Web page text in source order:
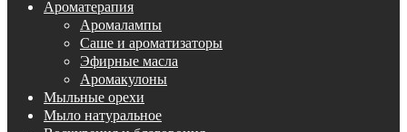
Ароматерапия
Аромалампы
Саше и ароматизаторы
Эфирные масла
Аромакулоны
Мыльные орехи
Мыло натуральное